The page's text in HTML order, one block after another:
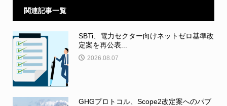
関連記事一覧
SBTi、電力セクター向けネットゼロ基準改
定案を再公表...
2026.08.07
GHGプロトコル、Scope2改定案へのパブ